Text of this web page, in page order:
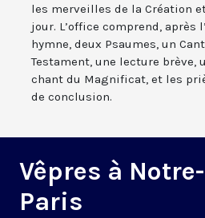
les merveilles de la Création
jour. L’office comprend, après
hymne, deux Psaumes, un
Testament, une lecture brève,
chant du Magnificat, et les
de conclusion.
Vêpres à
Paris